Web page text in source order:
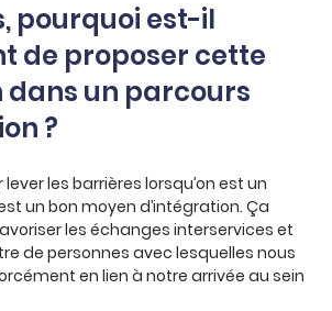
pourquoi est-il
de proposer cette
un parcours
?
les barrières lorsqu’on est un
un bon moyen d’intégration. Ça
les échanges interservices et
de personnes avec lesquelles nous
en lien à notre arrivée au sein